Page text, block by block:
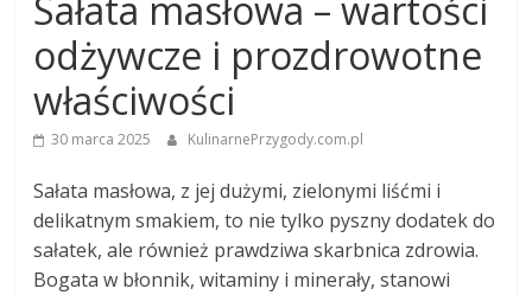
Sałata masłowa – wartości
odżywcze i prozdrowotne
właściwości
30 marca 2025 KulinarnePrzygody.com.pl
Sałata masłowa, z jej dużymi, zielonymi liśćmi i
delikatnym smakiem, to nie tylko pyszny dodatek do
sałatek, ale również prawdziwa skarbnica zdrowia.
Bogata w błonnik, witaminy i minerały, stanowi